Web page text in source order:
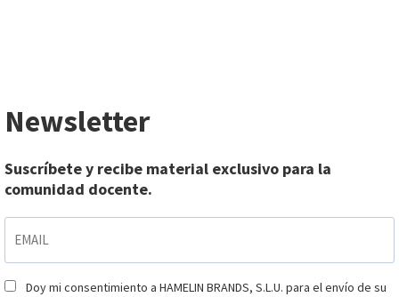
Newsletter
Suscríbete y recibe material exclusivo para la
comunidad docente.
Consentimiento*
Doy mi consentimiento a HAMELIN BRANDS, S.L.U. para el envío de su